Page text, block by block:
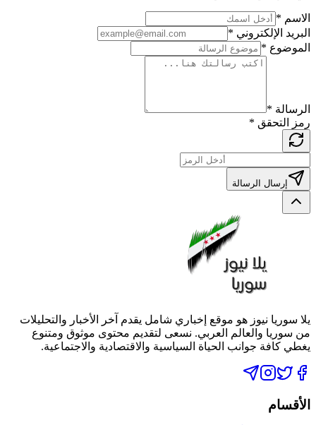
الاسم *
البريد الإلكتروني *
الموضوع *
الرسالة *
رمز التحقق *
إرسال الرسالة
يلا سوريا نيوز هو موقع إخباري شامل يقدم آخر الأخبار والتحليلات
من سوريا والعالم العربي. نسعى لتقديم محتوى موثوق ومتنوع
يغطي كافة جوانب الحياة السياسية والاقتصادية والاجتماعية.
الأقسام